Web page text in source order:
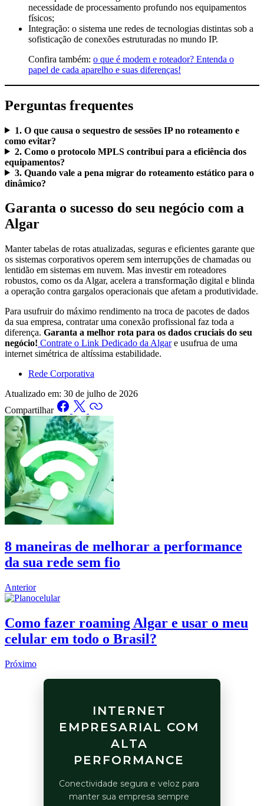
necessidade de processamento profundo nos equipamentos
físicos;
Integração: o sistema une redes de tecnologias distintas sob a
sofisticação de conexões estruturadas no mundo IP.
Confira também: o que é modem e roteador? Entenda o
papel de cada aparelho e suas diferenças!
Perguntas frequentes
1. O que causa o sequestro de sessões IP no roteamento e
como evitar?
2. Como o protocolo MPLS contribui para a eficiência dos
equipamentos?
3. Quando vale a pena migrar do roteamento estático para o
dinâmico?
Garanta o sucesso do seu negócio com a
Algar
Manter tabelas de rotas atualizadas, seguras e eficientes garante que
os sistemas corporativos operem sem interrupções de chamadas ou
lentidão em sistemas em nuvem. Mas investir em roteadores
robustos, como os da Algar, acelera a transformação digital e blinda
a operação contra gargalos operacionais que afetam a produtividade.
Para usufruir do máximo rendimento na troca de pacotes de dados
da sua empresa, contratar uma conexão profissional faz toda a
diferença. Garanta a melhor rota para os dados cruciais do seu
negócio! Contrate o Link Dedicado da Algare usufrua de uma
internet simétrica de altíssima estabilidade.
Rede Corporativa
Atualizado em: 30 de julho de 2026
Compartilhar
8 maneiras de melhorar a performance
da sua rede sem fio
Anterior
Como fazer roaming Algar e usar o meu
celular em todo o Brasil?
Próximo
INTERNET
EMPRESARIAL COM
ALTA
PERFORMANCE
Conectividade segura e veloz para
manter sua empresa sempre